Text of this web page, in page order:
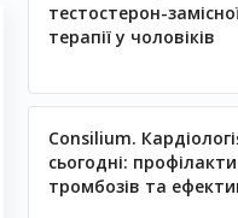
тестостерон-
терапії у чоловіків
Consilium.
сьогодні:
тромбозів та